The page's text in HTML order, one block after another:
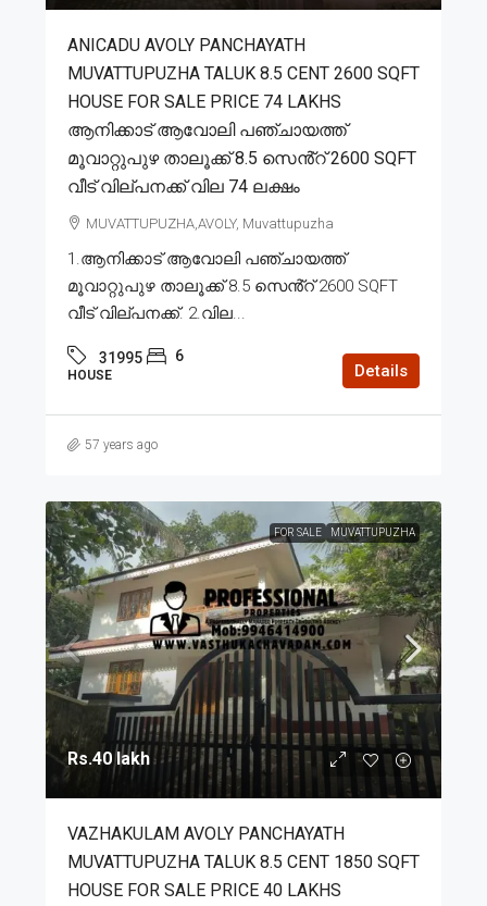
ANICADU AVOLY PANCHAYATH
MUVATTUPUZHA TALUK 8.5 CENT 2600 SQFT
HOUSE FOR SALE PRICE 74 LAKHS
ആനിക്കാട് ആവോലി പഞ്ചായത്ത്
മൂവാറ്റുപുഴ താലൂക്ക് 8.5 സെൻ്റ് 2600 SQFT
വീട് വില്പനക്ക് വില 74 ലക്ഷം
MUVATTUPUZHA,AVOLY, Muvattupuzha
1.ആനിക്കാട് ആവോലി പഞ്ചായത്ത്
മൂവാറ്റുപുഴ താലൂക്ക് 8.5 സെൻ്റ് 2600 SQFT
വീട് വില്പനക്ക്. 2.വില...
31995 6
HOUSE Details
57 years ago
FOR SALE MUVATTUPUZHA
Rs.40 lakh
VAZHAKULAM AVOLY PANCHAYATH
MUVATTUPUZHA TALUK 8.5 CENT 1850 SQFT
HOUSE FOR SALE PRICE 40 LAKHS